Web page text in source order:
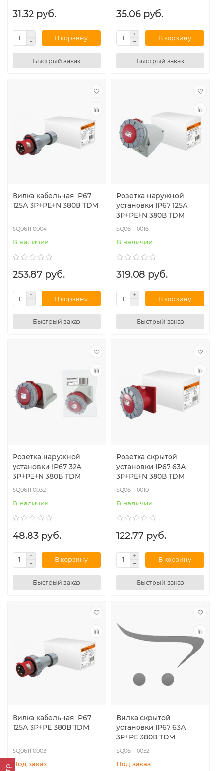
31.32 руб.
В корзину
Быстрый заказ
35.06 руб.
В корзину
Быстрый заказ
Вилка кабельная IP67
125А 3Р+РЕ+N 380В TDM
SQ0611-0004
В наличии
253.87 руб.
В корзину
Быстрый заказ
Розетка наружной
установки IP67 125А
3Р+РЕ+N 380В TDM
SQ0611-0016
В наличии
319.08 руб.
В корзину
Быстрый заказ
Розетка наружной
установки IP67 32А
3Р+РЕ+N 380В TDM
SQ0611-0032
В наличии
48.83 руб.
В корзину
Быстрый заказ
Розетка скрытой
установки IP67 63А
3Р+РЕ+N 380В TDM
SQ0611-0010
В наличии
122.77 руб.
В корзину
Быстрый заказ
Вилка кабельная IP67
125А 3Р+РЕ 380В TDM
SQ0611-0003
Под заказ
Вилка скрытой
установки IP67 63А
3Р+РЕ 380В TDM
SQ0611-0052
Под заказ